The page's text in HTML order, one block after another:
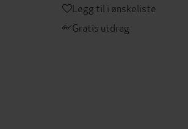
Legg til i ønskeliste
Gratis utdrag